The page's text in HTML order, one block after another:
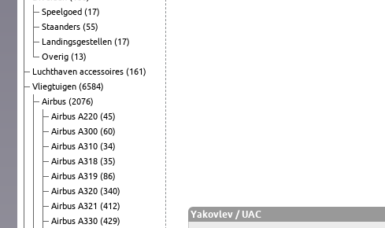
Speelgoed (17)
Staanders (55)
Landingsgestellen (17)
Overig (13)
Luchthaven accessoires (161)
Vliegtuigen (6584)
Airbus (2076)
Airbus A220 (45)
Airbus A300 (60)
Airbus A310 (34)
Airbus A318 (35)
Airbus A319 (86)
Airbus A320 (340)
Airbus A321 (412)
Airbus A330 (429)
Yakovlev / UAC